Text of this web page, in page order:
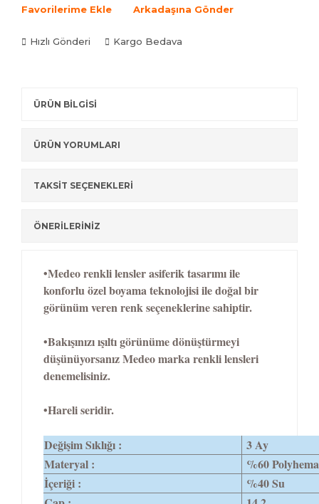
Favorilerime Ekle Arkadaşına Gönder
Hızlı Gönderi Kargo Bedava
ÜRÜN BİLGİSİ
ÜRÜN YORUMLARI
TAKSİT SEÇENEKLERİ
ÖNERİLERİNİZ
•Medeo renkli lensler asiferik tasarımı ile
konforlu özel boyama teknolojisi ile doğal bir
görünüm veren renk seçeneklerine sahiptir.
•Bakışınızı ışıltı görünüme dönüştürmeyi
düşünüyorsanız Medeo marka renkli lensleri
denemelisiniz.
•Hareli seridir.
Değişim Sıklığı :
3 Ay
Materyal :
%60 Polyhema
İçeriği :
%40 Su